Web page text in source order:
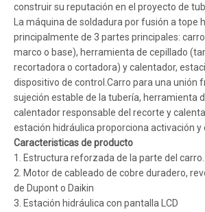
construir su reputación en el proyecto de
La máquina de soldadura por fusión a tope
principalmente de 3 partes principales:
marco o base), herramienta de cepillado
recortadora o cortadora) y calentador,
dispositivo de control.Carro para una unión
sujeción estable de la tubería, herramienta
calentador responsable del recorte y
estación hidráulica proporciona activación y
Caracteristicas de producto
1. Estructura reforzada de la parte del carro.
2. Motor de cableado de cobre duradero,
de Dupont o Daikin
3. Estación hidráulica con pantalla LCD